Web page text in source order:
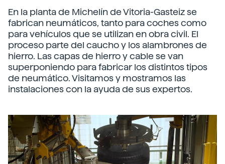
En la planta de Michelín de Vitoria-Gasteiz se
fabrican neumáticos, tanto para coches como
para vehículos que se utilizan en obra civil. El
proceso parte del caucho y los alambrones de
hierro. Las capas de hierro y cable se van
superponiendo para fabricar los distintos tipos
de neumático. Visitamos y mostramos las
instalaciones con la ayuda de sus expertos.